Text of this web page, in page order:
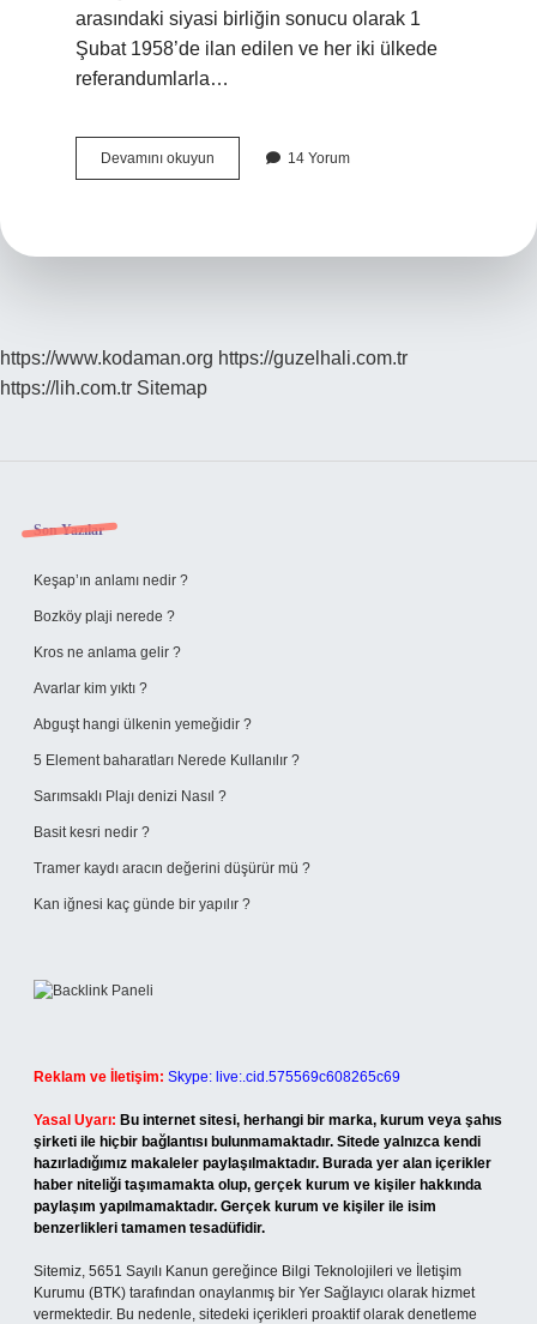
arasındaki siyasi birliğin sonucu olarak 1
Şubat 1958’de ilan edilen ve her iki ülkede
referandumlarla…
Devamını okuyun
Suriye
14 Yorum
https://www.kodaman.org https://guzelhali.com.tr
https://lih.com.tr Sitemap
Sidebar
Son Yazılar
Keşap’ın anlamı nedir ?
Bozköy plaji nerede ?
Kros ne anlama gelir ?
Avarlar kim yıktı ?
Abguşt hangi ülkenin yemeğidir ?
5 Element baharatları Nerede Kullanılır ?
Sarımsaklı Plajı denizi Nasıl ?
Basit kesri nedir ?
Tramer kaydı aracın değerini düşürür mü ?
Kan iğnesi kaç günde bir yapılır ?
Reklam ve İletişim: Skype: live:.cid.575569c608265c69
Yasal Uyarı: Bu internet sitesi, herhangi bir marka, kurum veya şahıs
şirketi ile hiçbir bağlantısı bulunmamaktadır. Sitede yalnızca kendi
hazırladığımız makaleler paylaşılmaktadır. Burada yer alan içerikler
haber niteliği taşımamakta olup, gerçek kurum ve kişiler hakkında
paylaşım yapılmamaktadır. Gerçek kurum ve kişiler ile isim
benzerlikleri tamamen tesadüfidir.
Sitemiz, 5651 Sayılı Kanun gereğince Bilgi Teknolojileri ve İletişim
Kurumu (BTK) tarafından onaylanmış bir Yer Sağlayıcı olarak hizmet
vermektedir. Bu nedenle, sitedeki içerikleri proaktif olarak denetleme